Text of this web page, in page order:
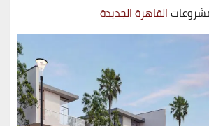
القاهرة الجديدة